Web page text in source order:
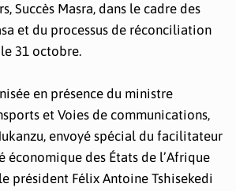
Succès Masra, dans le cadre des
et du processus de réconciliation
31 octobre.
en présence du ministre
et Voies de communications,
envoyé spécial du facilitateur
économique des États de l’Afrique
président Félix Antoine Tshisekedi